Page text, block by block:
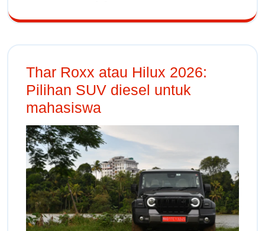
Thar Roxx atau Hilux 2026:
Pilihan SUV diesel untuk
mahasiswa